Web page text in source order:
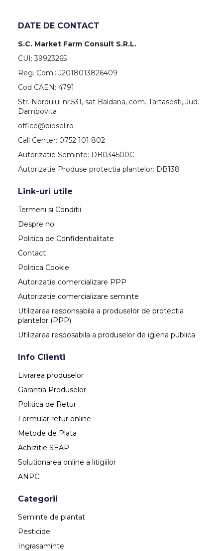
DATE DE CONTACT
S.C. Market Farm Consult S.R.L.
CUI: 39923265
Reg. Com.: J2018013826409
Cod CAEN: 4791
Str. Nordului nr.531, sat Baldana, com. Tartasesti, Jud.
Dambovita
office@biosel.ro
Call Center: 0752 101 802
Autorizatie Seminte: DB034500C
Autorizatie Produse protectia plantelor: DB138
Link-uri utile
Termeni si Conditii
Despre noi
Politica de Confidentialitate
Contact
Politica Cookie
Autorizatie comercializare PPP
Autorizatie comercializare seminte
Utilizarea responsabila a produselor de protectia
plantelor (PPP)
Utilizarea resposabila a produselor de igiena publica
Info Clienti
Livrarea produselor
Garantia Produselor
Politica de Retur
Formular retur online
Metode de Plata
Achizitie SEAP
Solutionarea online a litigiilor
ANPC
Categorii
Seminte de plantat
Pesticide
Ingrasaminte